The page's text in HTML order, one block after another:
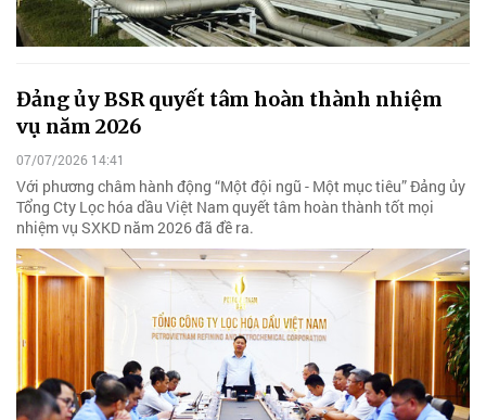
Đảng ủy BSR quyết tâm hoàn thành nhiệm
vụ năm 2026
07/07/2026 14:41
Với phương châm hành động “Một đội ngũ - Một mục tiêu” Đảng ủy
Tổng Cty Lọc hóa dầu Việt Nam quyết tâm hoàn thành tốt mọi
nhiệm vụ SXKD năm 2026 đã đề ra.